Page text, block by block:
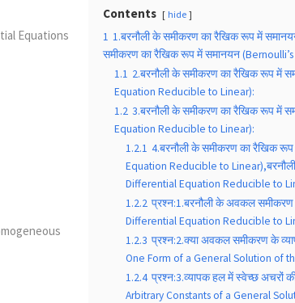
Contents hide
1 1.बरनौली के समीकरण का रैखिक रूप में
समीकरण का रैखिक रूप में समानयन
1.1 2.बरनौली के समीकरण का रैखिक रूप में
Equation Reducible to Linear):
1.2 3.बरनौली के समीकरण का रैखिक रूप में
Equation Reducible to Linear):
1.2.1 4.बरनौली के समीकरण का रैखिक
Equation Reducible to
Differential Equation Reducible to
1.2.2 प्रश्न:1.बरनौली के अवकल
Differential Equation Reducible to
1.2.3 प्रश्न:2.क्या अवकल समीकरण के
One Form of a General Solution of
1.2.4 प्रश्न:3.व्यापक हल में स्वेच्छ अचरों
Arbitrary Constants of a General
Equations